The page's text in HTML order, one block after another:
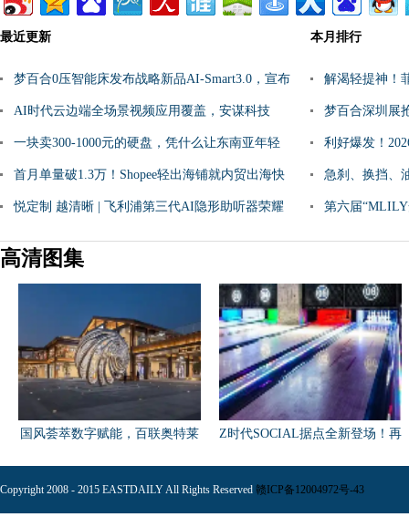
最近更新
梦百合0压智能床发布战略新品AI-Smart3.0，宣布
全线产品标配AI睡
AI时代云边端全场景视频应用覆盖，安谋科技
VPU IP“峨眉”发布
一块卖300-1000元的硬盘，凭什么让东南亚年轻
人抢着买单？
首月单量破1.3万！Shopee轻出海铺就内贸出海快
车道
悦定制 越清晰 | 飞利浦第三代AI隐形助听器荣耀
上市
本月排行
解渴轻提神！
啡饮用新范式
梦百合深圳展
会更有神秘大
利好爆发！
问全解答，轻
急刹、换挡、
「飞驰人生」
第六届
启动
高清图集
国风荟萃数字赋能，百联奥特莱
Z时代SOCIAL据点全新登场！再
Copyright 2008 - 2015 EASTDAILY All Rights Reserved 赣ICP备12004972号-43